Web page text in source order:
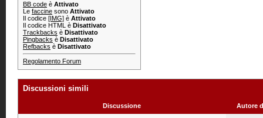
BB code è Attivato
Le faccine sono Attivato
Il codice [IMG] è Attivato
Il codice HTML è Disattivato
Trackbacks è Disattivato
Pingbacks è Disattivato
Refbacks è Disattivato
Regolamento Forum
Discussioni simili
Discussione Autore